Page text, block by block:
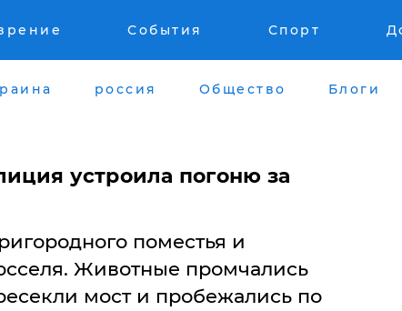
События Спорт
россия Общество Блоги
устроила погоню за
поместья и
Животные промчались
мост и пробежались по